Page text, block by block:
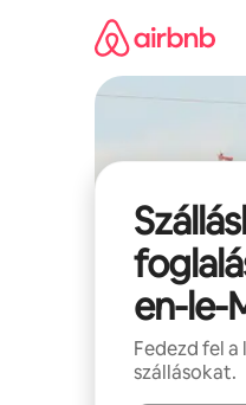
en-le-
Fedezd fel
szállásokat.